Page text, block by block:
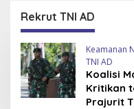
Rekrut TNI AD
Keamanan
TNI AD
Koalisi
Kritikan
Prajurit